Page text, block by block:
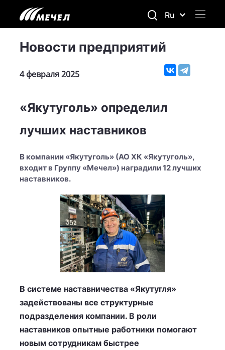
Ru
Новости предприятий
4 февраля 2025
«Якутуголь» определил
лучших наставников
В компании «Якутуголь» (АО ХК «Якутуголь»,
входит в Группу «Мечел») наградили 12 лучших
наставников.
В системе наставничества «Якутугля»
задействованы все структурные
подразделения компании. В роли
наставников опытные работники помогают
новым сотрудникам быстрее